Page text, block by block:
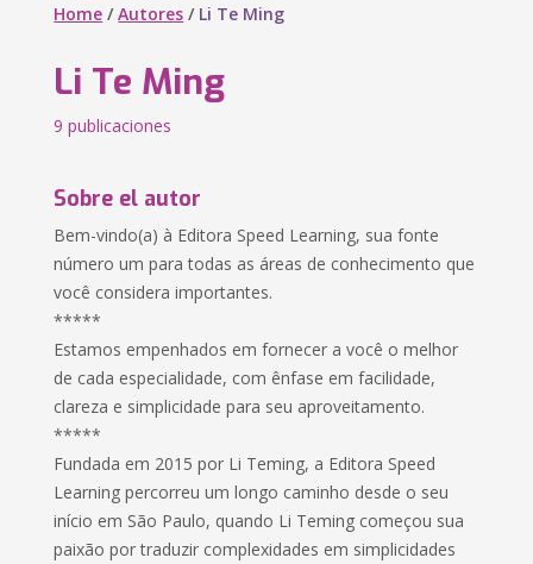
Home /Autores / Li Te Ming
Li Te Ming
9 publicaciones
Sobre el autor
Bem-vindo(a) à Editora Speed Learning, sua fonte
número um para todas as áreas de conhecimento que
você considera importantes.
*****
Estamos empenhados em fornecer a você o melhor
de cada especialidade, com ênfase em facilidade,
clareza e simplicidade para seu aproveitamento.
*****
Fundada em 2015 por Li Teming, a Editora Speed
Learning percorreu um longo caminho desde o seu
início em São Paulo, quando Li Teming começou sua
paixão por traduzir complexidades em simplicidades